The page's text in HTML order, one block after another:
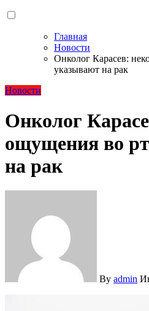
Главная
Новости
Онколог Карасев:
указывают на рак
Новости
Онколог
ощущения во
на рак
By admin